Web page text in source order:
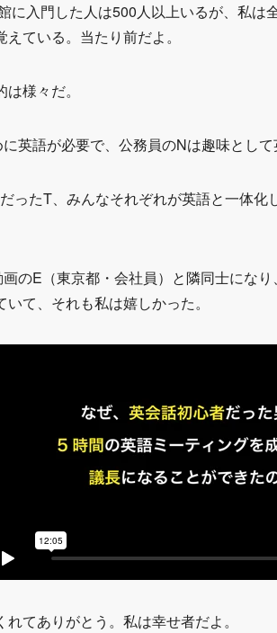
に入門した人は500人以上いるが、私は
ている。当たり前だよ。
様々だ。
英語が必要で、公務員のNは趣味として
ったT、みんなそれぞれが英語と一体
のE（東京都・会社員）と隣同士にな
て、それも私は嬉しかった。
てありがとう。私は幸せ者だよ。